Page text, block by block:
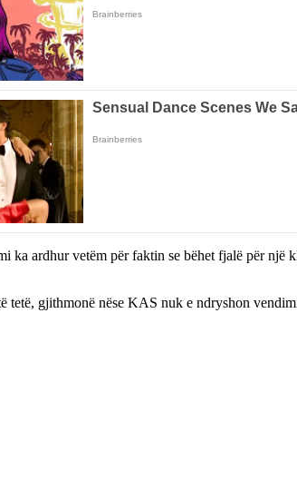
ardhur vetëm për faktin se bëhet fjalë për një
tetë, gjithmonë nëse KAS nuk e ndryshon